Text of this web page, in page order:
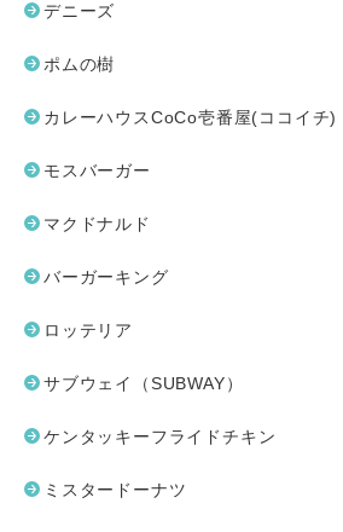
デニーズ
ポムの樹
カレーハウスCoCo壱番屋(ココイチ)
モスバーガー
マクドナルド
バーガーキング
ロッテリア
サブウェイ（SUBWAY）
ケンタッキーフライドチキン
ミスタードーナツ